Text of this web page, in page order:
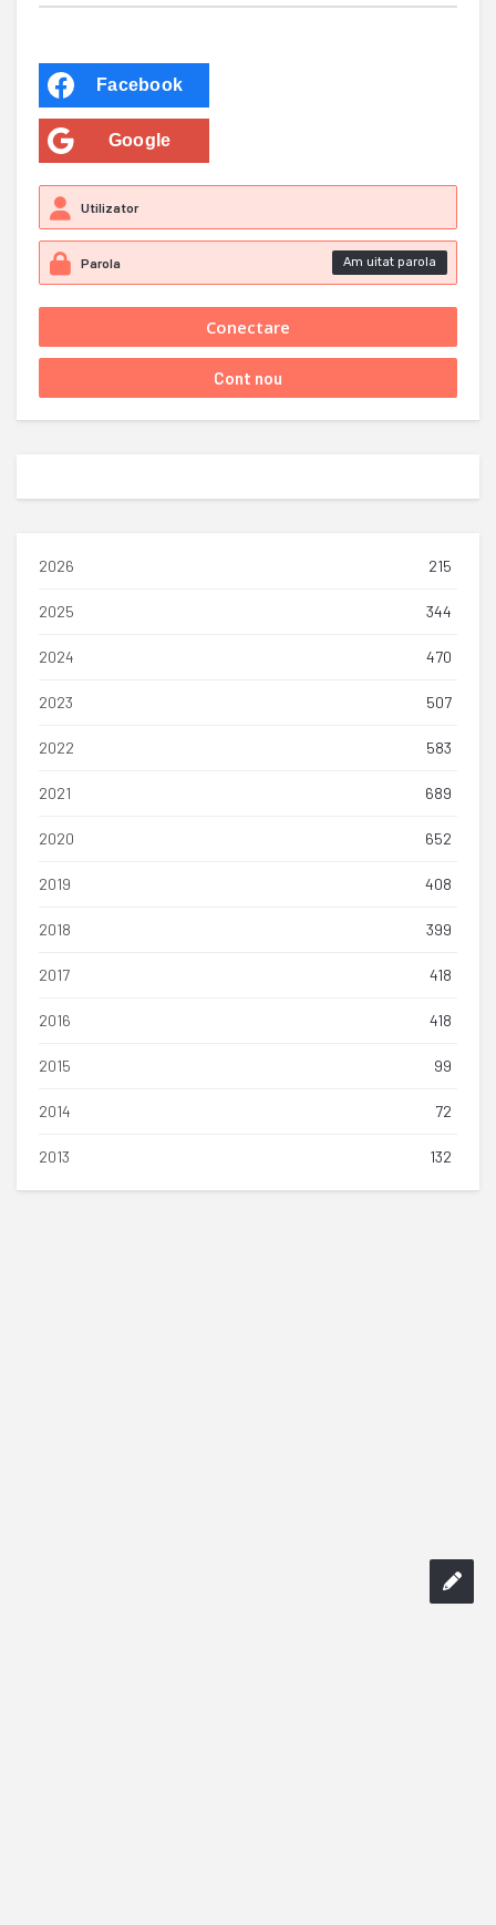
Facebook
Google
Am uitat parola
2026 215
2025 344
2024 470
2023 507
2022 583
2021 689
2020 652
2019 408
2018 399
2017 418
2016 418
2015 99
2014 72
2013 132